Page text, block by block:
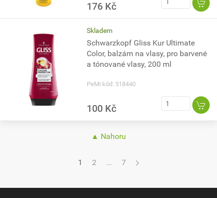
176 Kč
Skladem
Schwarzkopf Gliss Kur Ultimate
Color, balzám na vlasy, pro barvené
a tónované vlasy, 200 ml
PeMi kód: 518440
100 Kč
▲ Nahoru
1 2 ... 7